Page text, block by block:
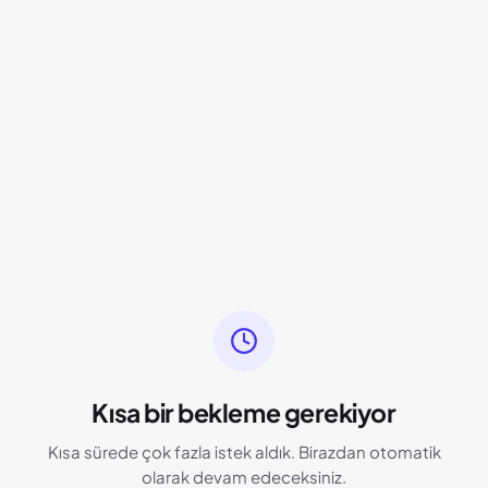
Kısa bir bekleme gerekiyor
Kısa sürede çok fazla istek aldık. Birazdan otomatik
olarak devam edeceksiniz.